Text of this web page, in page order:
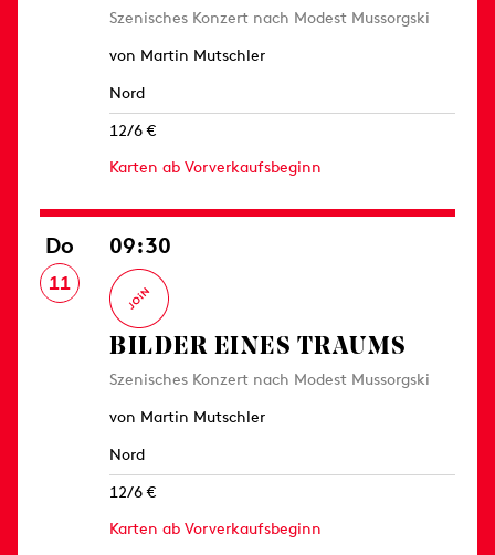
Szenisches Konzert nach Modest Mussorgski
von Martin Mutschler
Nord
12/6 €
Karten ab Vorverkaufsbeginn
Do
11
09:30
BILDER EINES TRAUMS
Szenisches Konzert nach Modest Mussorgski
von Martin Mutschler
Nord
12/6 €
Karten ab Vorverkaufsbeginn